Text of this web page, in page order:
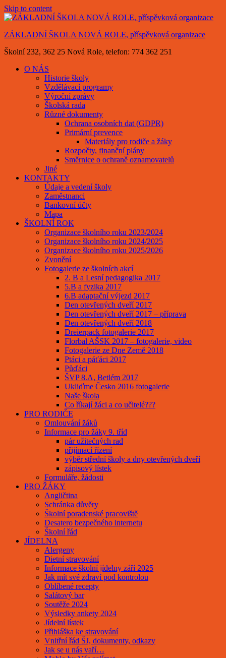
Skip to content
ZÁKLADNÍ ŠKOLA NOVÁ ROLE, příspěvková organizace
Školní 232, 362 25 Nová Role, telefon: 774 362 251
O NÁS
Historie školy
Vzdělávací programy
Výroční zprávy
Školská rada
Různé dokumenty
Ochrana osobních dat (GDPR)
Primární prevence
Materiály pro rodiče a žáky
Rozpočty, finanční plány
Směrnice o ochraně oznamovatelů
Jiné
KONTAKTY
Údaje a vedení školy
Zaměstnanci
Bankovní účty
Mapa
ŠKOLNÍ ROK
Organizace školního roku 2023/2024
Organizace školního roku 2024/2025
Organizace školního roku 2025/2026
Zvonění
Fotogalerie ze školních akcí
2. B a Lesní pedagogika 2017
5.B a fyzika 2017
6.B adaptační výjezd 2017
Den otevřených dveří 2017
Den otevřených dveří 2017 – příprava
Den otevřených dveří 2018
Dreierpack fotogalerie 2017
Florbal AŠSK 2017 – fotogalerie, video
Fotogalerie ze Dne Země 2018
Ptáci a páťáci 2017
Půďáci
ŠVP 8.A, Betlém 2017
Ukliďme Česko 2016 fotogalerie
Naše škola
Co říkají žáci a co učitelé???
PRO RODIČE
Omlouvání žáků
Informace pro žáky 9. tříd
pár užitečných rad
přijímací řízení
výběr střední školy a dny otevřených dveří
zápisový lístek
Formuláře, žádosti
PRO ŽÁKY
Angličtina
Schránka důvěry
Školní poradenské pracoviště
Desatero bezpečného internetu
Školní řád
JÍDELNA
Alergeny
Dietní stravování
Informace školní jídelny září 2025
Jak mít své zdraví pod kontrolou
Oblíbené recepty
Salátový bar
Soutěže 2024
Výsledky ankety 2024
Jídelní lístek
Přihláška ke stravování
Vnitřní řád ŠJ, dokumenty, odkazy
Jak se u nás vaří…